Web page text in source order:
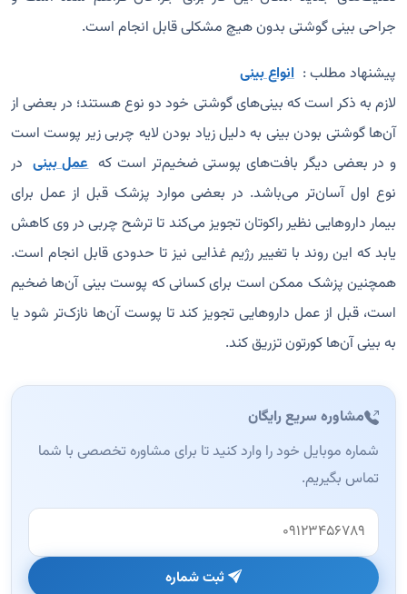
جراحی بینی گوشتی بدون هیچ مشکلی قابل انجام است.
پیشنهاد مطلب : انواع بینی
لازم به ذکر است که بینی‌های گوشتی خود دو نوع هستند؛ در بعضی از
آن‌ها گوشتی بودن بینی به دلیل زیاد بودن لایه چربی زیر پوست است
و در بعضی دیگر بافت‌های پوستی ضخیم‌تر است که عمل بینی در
نوع اول آسان‌تر می‌باشد. در بعضی موارد پزشک قبل از عمل برای
بیمار داروهایی نظیر راکوتان تجویز می‌کند تا ترشح چربی در وی کاهش
یابد که این روند با تغییر رژیم غذایی نیز تا حدودی قابل انجام است.
همچنین پزشک ممکن است برای کسانی که پوست بینی آن‌ها ضخیم
است، قبل از عمل داروهایی تجویز کند تا پوست آن‌ها نازک‌تر شود یا
به بینی آن‌ها کورتون تزریق کند.
مشاوره سریع رایگان
شماره موبایل خود را وارد کنید تا برای مشاوره تخصصی با شما
تماس بگیریم.
وب‌سایت (این فیلد را خالی بگذارید)
ثبت شماره